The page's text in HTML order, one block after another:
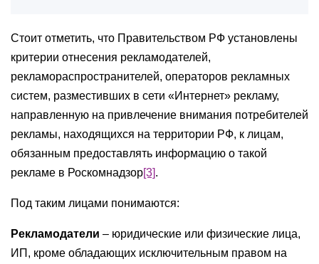
Стоит отметить, что Правительством РФ установлены
критерии отнесения рекламодателей,
рекламораспространителей, операторов рекламных
систем, разместивших в сети «Интернет» рекламу,
направленную на привлечение внимания потребителей
рекламы, находящихся на территории РФ, к лицам,
обязанным предоставлять информацию о такой
рекламе в Роскомнадзор[3].
Под таким лицами понимаются:
Рекламодатели – юридические или физические лица,
ИП, кроме обладающих исключительным правом на